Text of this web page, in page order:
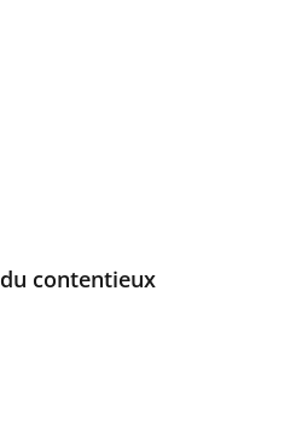
contentieux